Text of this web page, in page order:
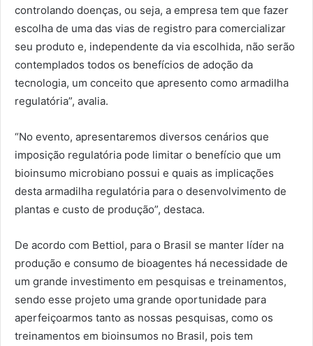
controlando doenças, ou seja, a empresa tem que fazer
escolha de uma das vias de registro para comercializar
seu produto e, independente da via escolhida, não serão
contemplados todos os benefícios de adoção da
tecnologia, um conceito que apresento como armadilha
regulatória”, avalia.
“No evento, apresentaremos diversos cenários que
imposição regulatória pode limitar o benefício que um
bioinsumo microbiano possui e quais as implicações
desta armadilha regulatória para o desenvolvimento de
plantas e custo de produção”, destaca.
De acordo com Bettiol, para o Brasil se manter líder na
produção e consumo de bioagentes há necessidade de
um grande investimento em pesquisas e treinamentos,
sendo esse projeto uma grande oportunidade para
aperfeiçoarmos tanto as nossas pesquisas, como os
treinamentos em bioinsumos no Brasil, pois tem